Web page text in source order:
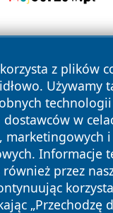
z plików
Używamy
w
marketingowych i
Informacje
przez
„Przechodzę
Wszystkie
Polityka
Prywatności